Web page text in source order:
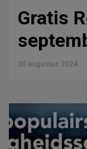
Gratis
30 augustus 2024